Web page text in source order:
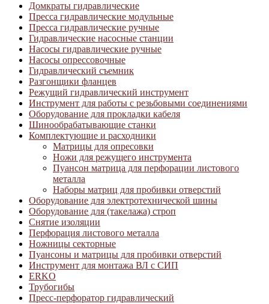
Домкраты гидравлические
Пресса гидравлические модульные
Пресса гидравлические ручные
Гидравлические насосные станции
Насосы гидравлические ручные
Насосы опрессовочные
Гидравлический съемник
Разгонщики фланцев
Режущий гидравлический инструмент
Инструмент для работы с резьбовыми соединениями
Оборудование для прокладки кабеля
Шинообрабатывающие станки
Комплектующие и расходники
Матрицы для опресовки
Ножи для режущего инструмента
Пуансон матрица для перфорации листового
металла
Наборы матриц для пробивки отверстий
Оборудование для электротехнической шины
Оборудование для (такелажа) строп
Снятие изоляции
Перфорация листового металла
Ножницы секторные
Пуансоны и матрицы для пробивки отверстий
Инструмент для монтажа ВЛ с СИП
ERKO
Трубогибы
Пресс-перфоратор гидравлический